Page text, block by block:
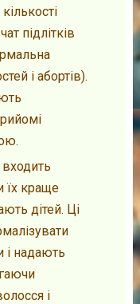
підлітків
і абортів).
їх краще
дітей. Ці
і надають
і